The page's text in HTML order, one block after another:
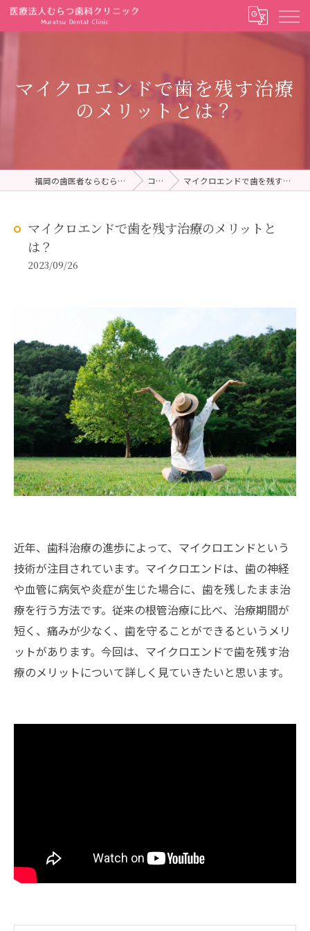
マイクロエンドで歯を残す治療
のメリットとは？
福岡の歯医者ならむらつ歯科クリニック コラム マイクロエンドで歯を残す治療のメリットとは？
マイクロエンドで歯を残す治療のメリットと
は？
2023/09/26
近年、歯科治療の進歩によって、マイクロエンドという
技術が注目されています。マイクロエンドは、歯の神経
や血管に病気や炎症が生じた場合に、歯を残したまま治
療を行う方法です。従来の根管治療に比べ、治療期間が
短く、痛みが少なく、歯を守ることができるというメリ
ットがあります。今回は、マイクロエンドで歯を残す治
療のメリットについて詳しく見ていきたいと思います。